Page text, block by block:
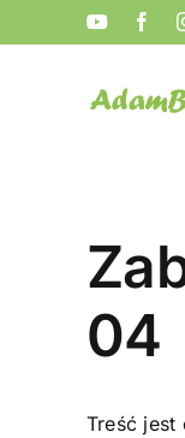
do
YouTube
04
Treść jest